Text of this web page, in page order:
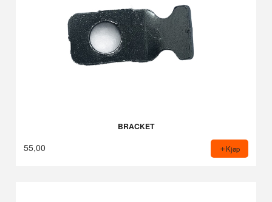
BRACKET
55,00 Kjøp